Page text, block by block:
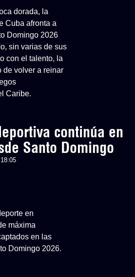
dorada, la
Cuba afronta a
Domingo 2026
sin varias de sus
con el talento, la
de volver a reinar
Caribe.
continúa en
Santo Domingo
en
máxima
en las
Domingo 2026.